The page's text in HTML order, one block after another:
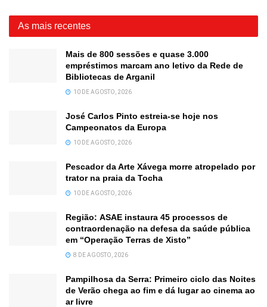
As mais recentes
Mais de 800 sessões e quase 3.000
empréstimos marcam ano letivo da Rede de
Bibliotecas de Arganil
10 DE AGOSTO, 2026
José Carlos Pinto estreia-se hoje nos
Campeonatos da Europa
10 DE AGOSTO, 2026
Pescador da Arte Xávega morre atropelado por
trator na praia da Tocha
10 DE AGOSTO, 2026
Região: ASAE instaura 45 processos de
contraordenação na defesa da saúde pública
em “Operação Terras de Xisto”
8 DE AGOSTO, 2026
Pampilhosa da Serra: Primeiro ciclo das Noites
de Verão chega ao fim e dá lugar ao cinema ao
ar livre